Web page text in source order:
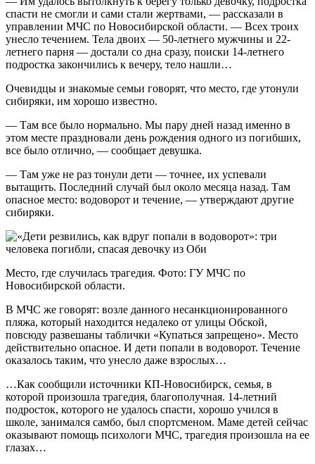
спасти не смогли и сами стали жертвами, — рассказали в
управлении МЧС по Новосибирской области. — Всех троих
унесло течением. Тела двоих — 50-летнего мужчины и 22-
летнего парня — достали со дна сразу, поиски 14-летнего
подростка закончились к вечеру, тело нашли…
Очевидцы и знакомые семьи говорят, что место, где утонули
сибиряки, им хорошо известно.
— Там все было нормально. Мы пару дней назад именно в
этом месте праздновали день рождения одного из погибших,
все было отлично, — сообщает девушка.
— Там уже не раз тонули дети — точнее, их успевали
вытащить. Последний случай был около месяца назад. Там
опасное место: водоворот и течение, — утверждают другие
сибиряки.
Место, где случилась трагедия. Фото: ГУ МЧС по
Новосибирской области.
В МЧС же говорят: возле данного несанкционированного
пляжа, который находится недалеко от улицы Обской,
повсюду развешаны таблички «Купаться запрещено». Место
действительно опасное. И дети попали в водоворот. Течение
оказалось таким, что унесло даже взрослых…
…Как сообщили источники КП-Новосибирск, семья, в
которой произошла трагедия, благополучная. 14-летний
подросток, которого не удалось спасти, хорошо учился в
школе, занимался самбо, был спортсменом. Маме детей сейчас
оказывают помощь психологи МЧС, трагедия произошла на ее
глазах…